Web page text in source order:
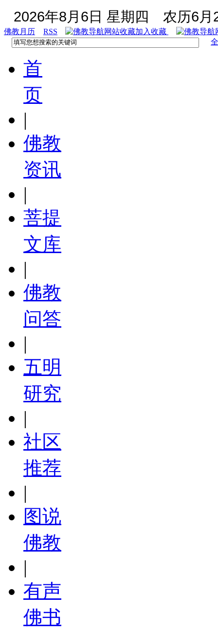
2026年8月6日 星期四 农历6月
佛教月历 RSS
加入收藏
首
页
|
佛教
资讯
|
菩提
文库
|
佛教
问答
|
五明
研究
|
社区
推荐
|
图说
佛教
|
有声
佛书